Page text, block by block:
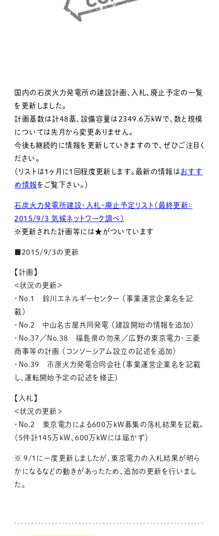
国内の石炭火力発電所の建設計画、入札、廃止予定の一覧
を更新しました。
計画基数は計48基、設備容量は2349.6万kWで、数と規模
については先月から変更ありません。
今後も継続的に情報を更新していきますので、ぜひご注目く
ださい。
（リストは1ヶ月に1回程度更新します。最新の情報はおすす
め情報 をご覧下さい。）
石炭火力発電所建設・入札・廃止予定リスト（最終更新：
2015/9/3 気候ネットワーク調べ）
※更新された計画等には★がついています
■2015/9/3の更新
【計画】
＜状況の更新＞
・No.1 鈴川エネルギーセンター （事業運営企業名を記
載）
・No.2 中山名古屋共同発電 （建設開始の情報を追加）
・No.37／No.38 福島県の勿来／広野の東京電力・三菱
商事等の計画 （コンソーシアム設立の記述を追加）
・No.39 市原火力発電合同会社（事業運営企業名を記載
し、運転開始予定の記述を修正）
【入札】
＜状況の更新＞
・No.2 東京電力による600万kW募集の落札結果を記載。
（5件計145万kW、600万kWには届かず）
※ 9/1に一度更新しましたが、東京電力の入札結果が明ら
かになるなどの動きがあったため、追加の更新を行いまし
た。